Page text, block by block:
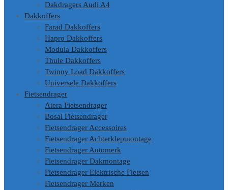
Dakdragers Audi A4
Dakkoffers
Farad Dakkoffers
Hapro Dakkoffers
Modula Dakkoffers
Thule Dakkoffers
Twinny Load Dakkoffers
Universele Dakkoffers
Fietsendrager
Atera Fietsendrager
Bosal Fietsendrager
Fietsendrager Accessoires
Fietsendrager Achterklepmontage
Fietsendrager Automerk
Fietsendrager Dakmontage
Fietsendrager Elektrische Fietsen
Fietsendrager Merken